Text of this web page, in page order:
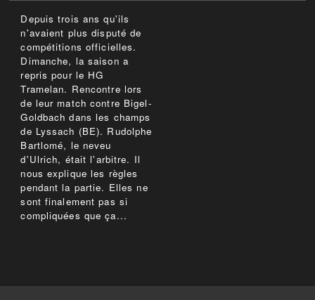
Depuis trois ans qu'ils
n'avaient plus disputé de
compétitions officielles.
Dimanche, la saison a
repris pour le HG
Tramelan. Rencontre lors
de leur match contre Bigel-
Goldbach dans les champs
de Lyssach (BE). Rudolphe
Bartlomé, le neveu
d'Ulrich, était l'arbitre. Il
nous explique les règles
pendant la partie. Elles ne
sont finalement pas si
compliquées que ça...